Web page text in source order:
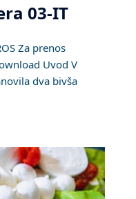
03-IT
Za prenos
Uvod V
dva bivša